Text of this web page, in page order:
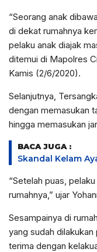
“Seorang anak
di dekat rumahnya
pelaku anak diajak
ditemui di Mapolres
Kamis (2/6/2020).
Selanjutnya,
dengan memasukan
hingga memasukan
BACA JUGA :
Skandal Kelam
“Setelah puas,
rumahnya,” ujar
Sesampainya di
yang sudah
terima dengan